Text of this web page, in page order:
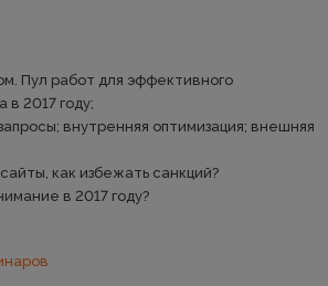
Пул работ для эффективного
в 2017 году;
внутренняя оптимизация; внешняя
как избежать санкций?
в 2017 году?